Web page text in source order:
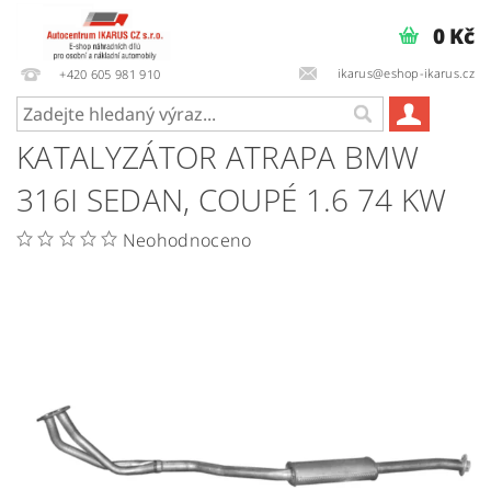
+420 605 981 910 ikarus@eshop-ikarus.cz
0 Kč
KATALYZÁTOR ATRAPA BMW
316I SEDAN, COUPÉ 1.6 74 KW
Neohodnoceno